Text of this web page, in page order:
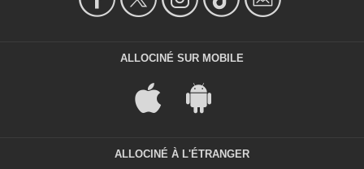
ALLOCINÉ SUR MOBILE
ALLOCINÉ À L'ÉTRANGER